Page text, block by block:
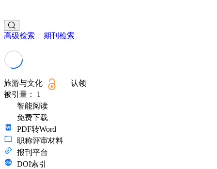
高级检索 期刊检索
旅游与文化
认领
被引量： 1
智能阅读
免费下载
PDF转Word
职称评审材料
报刊平台
DOI索引